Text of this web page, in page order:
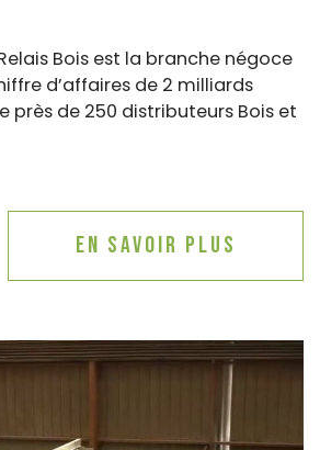
Bois est la branche négoce
d’affaires de 2 milliards
près de 250 distributeurs Bois et
En savoir plus